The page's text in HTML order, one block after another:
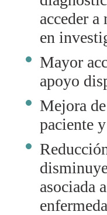
acceder
en
Mayor
apoyo
Mejora
paciente
asociada